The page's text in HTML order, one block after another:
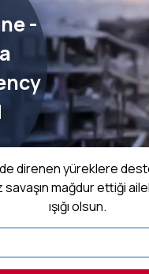
-
direnen yüreklere
savaşın mağdur ettiği
ışığı olsun.